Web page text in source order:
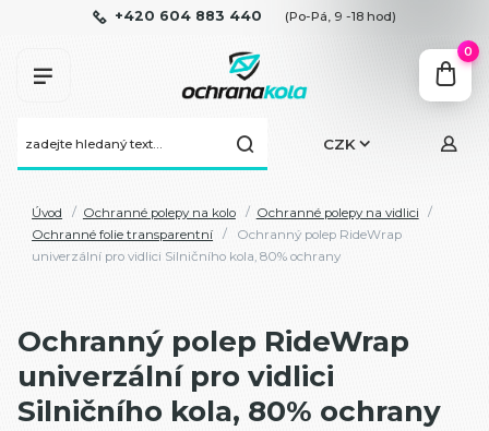
CZK
+420 604 883 440 (Po-Pá, 9 -18 hod)
0
Úvod Ochranné polepy na kolo
Ochranné polepy na vidlici
Ochranné folie transparentní
Ochranný polep RideWrap
univerzální pro vidlici Silničního kola, 80% ochrany
Ochranný polep RideWrap
univerzální pro vidlici
Silničního kola, 80% ochrany